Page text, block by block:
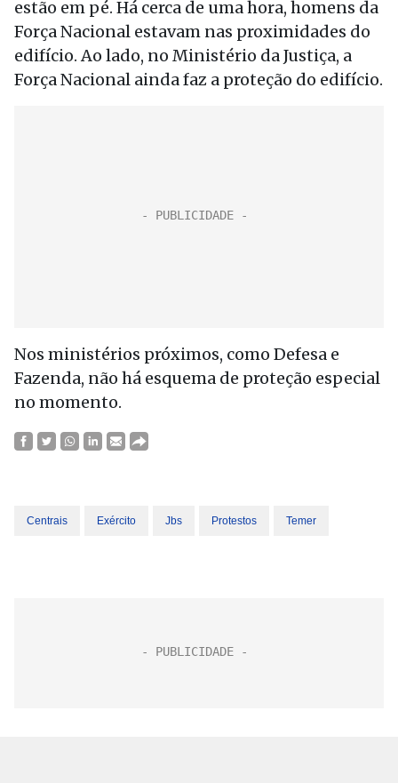
estão em pé. Há cerca de uma hora, homens da
Força Nacional estavam nas proximidades do
edifício. Ao lado, no Ministério da Justiça, a
Força Nacional ainda faz a proteção do edifício.
Nos ministérios próximos, como Defesa e
Fazenda, não há esquema de proteção especial
no momento.
Centrais Exército Jbs Protestos Temer